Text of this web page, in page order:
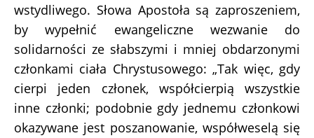
wstydliwego. Słowa Apostoła są zaproszeniem,
by wypełnić ewangeliczne wezwanie do
solidarności ze słabszymi i mniej obdarzonymi
członkami ciała Chrystusowego: „Tak więc, gdy
cierpi jeden członek, współcierpią wszystkie
inne członki; podobnie gdy jednemu członkowi
okazywane jest poszanowanie, współweselą się